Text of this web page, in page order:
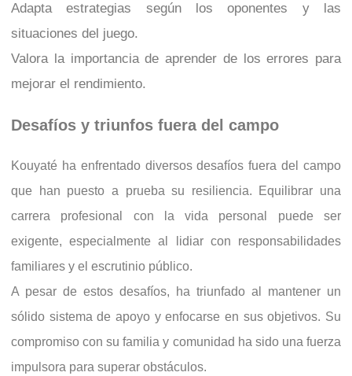
Adapta estrategias según los oponentes y las
situaciones del juego.
Valora la importancia de aprender de los errores para
mejorar el rendimiento.
Desafíos y triunfos fuera del campo
Kouyaté ha enfrentado diversos desafíos fuera del campo
que han puesto a prueba su resiliencia. Equilibrar una
carrera profesional con la vida personal puede ser
exigente, especialmente al lidiar con responsabilidades
familiares y el escrutinio público.
A pesar de estos desafíos, ha triunfado al mantener un
sólido sistema de apoyo y enfocarse en sus objetivos. Su
compromiso con su familia y comunidad ha sido una fuerza
impulsora para superar obstáculos.